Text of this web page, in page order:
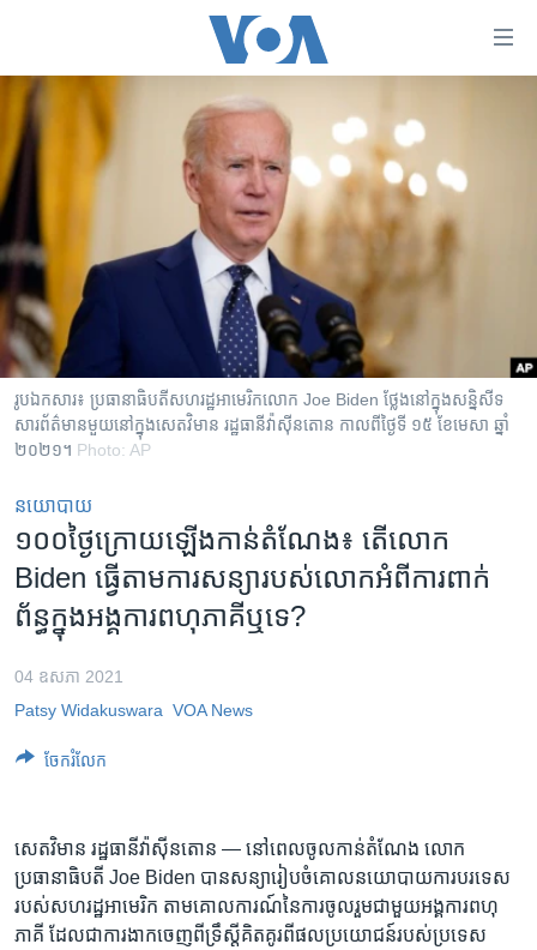
គេហទំព័រ​
ទាក់ទង
រំលង​
និង​
ទៅ​​
ព័ត៌មាន​​
តែ​
ម្តង
រំលង​
និង​
ចូល​
ទំព័រ​
រចនា
សម្ព័ន្ធ​
រំលង​
និង​
ទៅ​
កាន់​
កម្ពុជា
ចិន
ហេឡូវីអូអេ
កម្ពុជាច្នៃប្រតិដ្ឋ
ព្រឹត្តិការណ៍ព័ត៌មាន
ទូរទស្សន៍ / វីដេអូ​
កម្មវិធីទាំងអស់
Khmer English
បណ្តាញ​សង្គម
ភាសា
រូបឯកសារ៖ ប្រធានាធិបតីសហរដ្ឋអាមេរិកលោក Joe Biden ថ្លែងនៅក្នុងសន្និសីទ
សារព័ត៌មានមួយនៅក្នុងសេតវិមាន រដ្ឋធានីវ៉ាស៊ីនតោន កាលពីថ្ងៃទី ១៥ ខែមេសា ឆ្នាំ
២០២១។ Photo: AP
នយោបាយ
១០០​ថ្ងៃ​ក្រោយ​ឡើង​កាន់​តំណែង៖​ តើ​លោក​
Biden ធ្វើ​តាម​ការ​សន្យា​របស់​លោក​អំពី​ការ​ពាក់​
ព័ន្ធក្នុង​អង្គការ​ពហុភាគី​ឬ​ទេ?
04 ឧសភា 2021
Patsy Widakuswara VOA News
ចែករំលែក
សេតវិមាន រដ្ឋធានីវ៉ាស៊ីនតោន — នៅ​ពេល​ចូលកាន់​តំណែង លោក​
ប្រធានាធិបតី Joe Biden បាន​សន្យា​រៀប​ចំ​គោល​នយោបាយការ​បរទេស​
របស់​សហរដ្ឋ​អាមេរិក តាមគោលការណ៍​នៃការ​ចូល​រួម​ជាមួយ​អង្គការ​ពហុ
ភាគី​ ដែល​ជា​ការ​ងាក​ចេញ​ពី​ទ្រឹស្តី​គិតគូរ​ពី​ផលប្រយោជន៍​របស់​ប្រទេស​